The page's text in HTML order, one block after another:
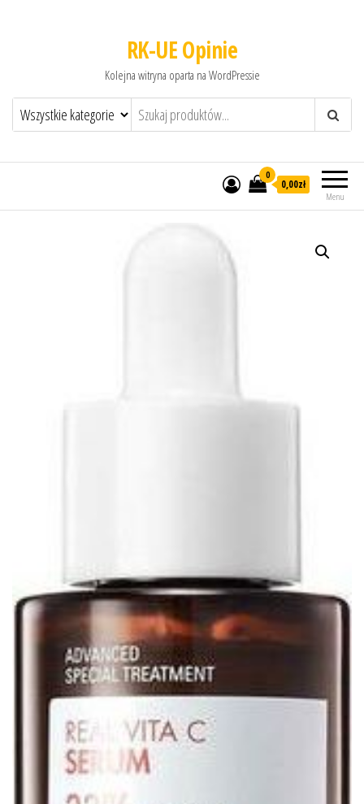
RK-UE Opinie
Kolejna witryna oparta na WordPressie
Menu
0
0,00zł